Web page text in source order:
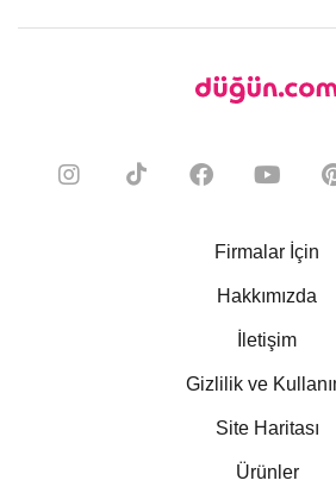
Firmalar İçin
Hakkımızda
İletişim
Gizlilik ve
Site Haritası
Ürünler